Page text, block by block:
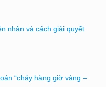
nhân và cách giải quyết
“cháy hàng giờ vàng –